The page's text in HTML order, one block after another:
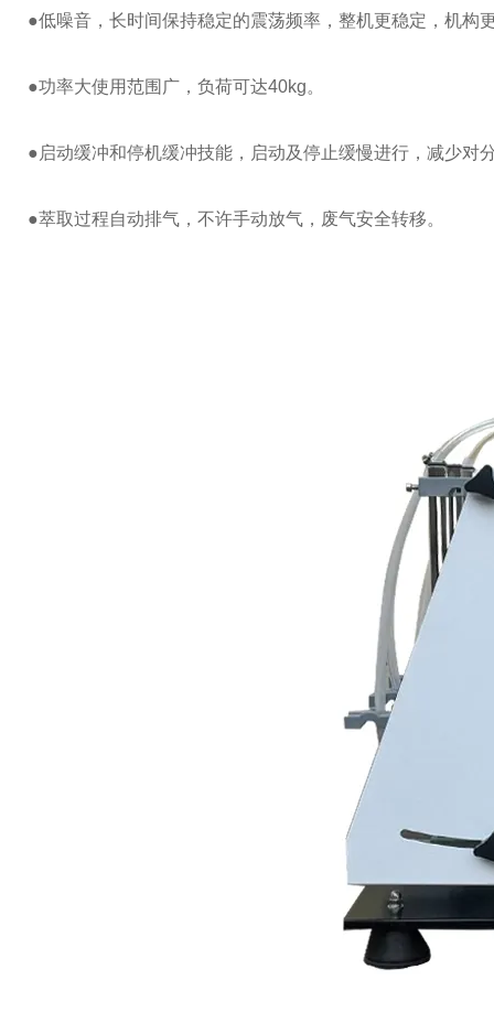
●低噪音，长时间保持稳定的震荡频率，整机更稳定，机构
●功率大使用范围广，负荷可达40kg。
●启动缓冲和停机缓冲技能，启动及停止缓慢进行，减少对
●萃取过程自动排气，不许手动放气，废气安全转移。